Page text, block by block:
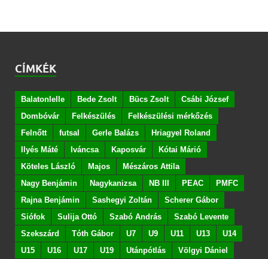
CÍMKÉK
Balatonlelle Bede Zsolt Bücs Zsolt
Csábi József
Dombóvár
Felkészülés
Felkészülési mérkőzés
Felnőtt
futsal Gerle Balázs
Hriagyel Roland
Ilyés Máté
Iváncsa Kaposvár
Kótai Márió
Köteles László
Majos
Mészáros Attila
Nagy Benjámin
Nagykanizsa NB III PEAC
PMFC
Rajna Benjámin
Sashegyi Zoltán
Scherer Gábor
Siófok
Sulija Ottó Szabó András
Szabó Levente
Szekszárd
Tóth Gábor U7 U9 U11 U13
U14
U15
U16 U17 U19 Utánpótlás
Völgyi Dániel